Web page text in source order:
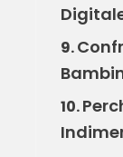
9.
10.